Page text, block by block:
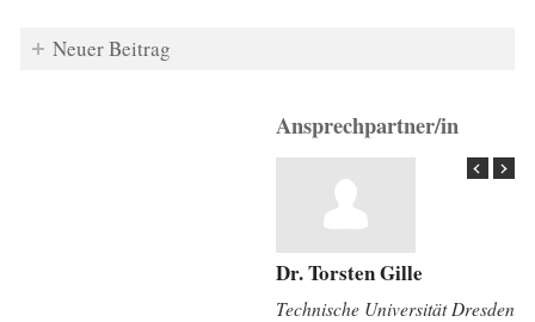
Neuer Beitrag
Ansprechpartner/in
Dr. Torsten Gille
Technische Universität Dresden